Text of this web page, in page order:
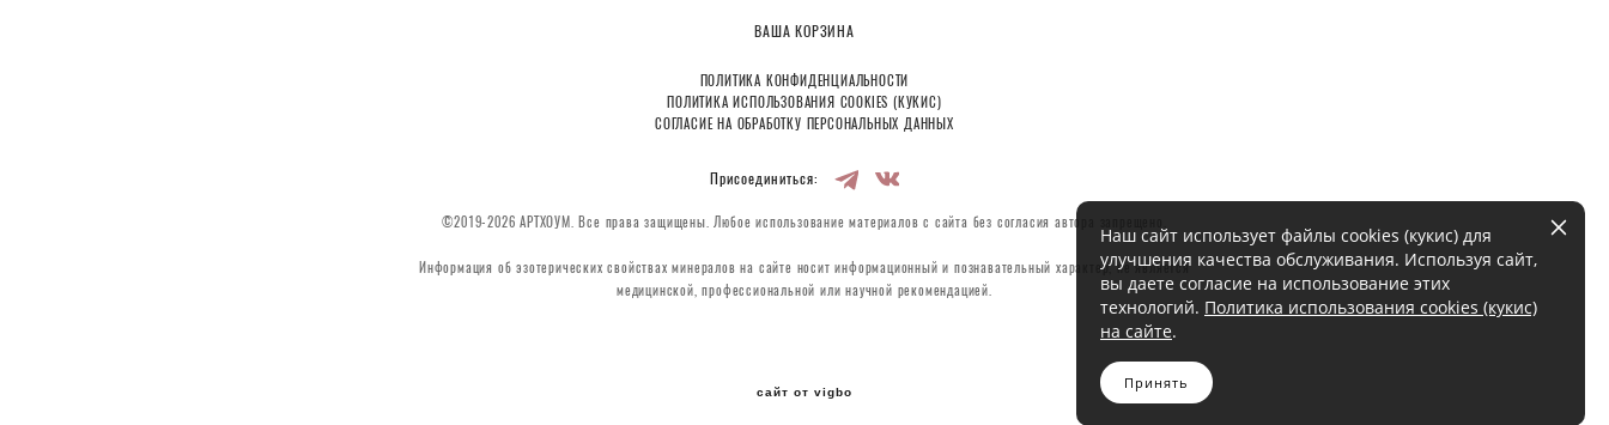
ВАША КОРЗИНА
ПОЛИТИКА КОНФИДЕНЦИАЛЬНОСТИ
ПОЛИТИКА ИСПОЛЬЗОВАНИЯ COOKIES (КУКИС)
СОГЛАСИЕ НА ОБРАБОТКУ ПЕРСОНАЛЬНЫХ ДАННЫХ
Присоединиться:
©2019-2026 АРТХОУМ. Все права защищены. Любое использование материалов с сайта без согласия автора запрещено.
Информация об эзотерических свойствах минералов на сайте носит информационный и познавательный характер, не является
медицинской, профессиональной или научной рекомендацией.
сайт от vigbo
Наш сайт использует файлы cookies (кукис) для
улучшения качества обслуживания. Используя сайт,
вы даете согласие на использование этих
технологий. Политика использования cookies (кукис)
на сайте.
Принять